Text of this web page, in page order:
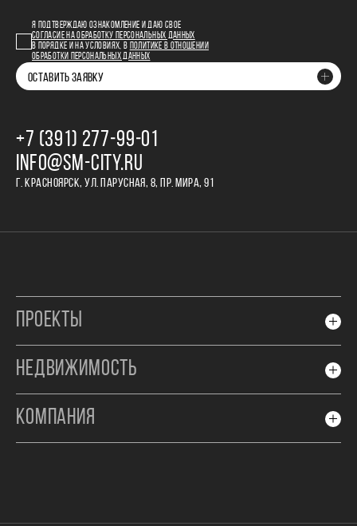
Я ПОДТВЕРЖДАЮ ОЗНАКОМЛЕНИЕ И ДАЮ СВОЕ
СОГЛАСИЕ НА ОБРАБОТКУ ПЕРСОНАЛЬНЫХ ДАННЫХ
В ПОРЯДКЕ И НА УСЛОВИЯХ, В
ПОЛИТИКЕ В ОТНОШЕНИИ
ОБРАБОТКИ ПЕРСОНАЛЬНЫХ ДАННЫХ
ОСТАВИТЬ ЗАЯВКУ
+7 (391) 277‒99‒01
INFO@SM-CITY.RU
Г. КРАСНОЯРСК, УЛ. ПАРУСНАЯ, 8, ПР. МИРА, 91
ПРОЕКТЫ
НЕДВИЖИМОСТЬ
КОМПАНИЯ